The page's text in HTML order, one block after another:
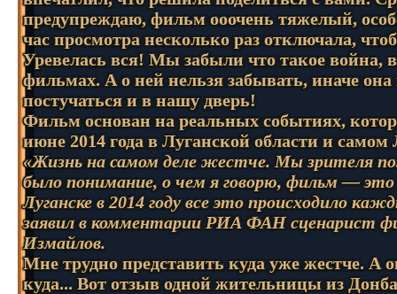
предупреждаю, фильм ооочень тяжелый,
час просмотра несколько раз отключала,
Уревелась вся! Мы забыли что такое война,
фильмах. А о ней нельзя забывать, иначе
постучаться и в нашу дверь!
Фильм основан на реальных событиях,
июне 2014 года в Луганской области и самом
«Жизнь на самом деле жестче. Мы зрителя
было понимание, о чем я говорю, фильм — это
Луганске в 2014 году все это происходило
заявил в комментарии РИА ФАН сценарист
Измайлов.
Мне трудно представить куда уже жестче. А
куда... Вот отзыв одной жительницы из